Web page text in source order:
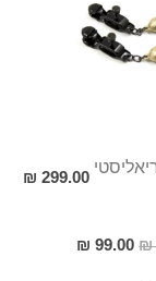
299.00 ₪
מחיר
99.00 ₪